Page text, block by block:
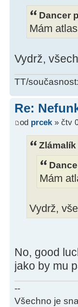
Dancer
Mám
Vydrž,
TT/současnost:
Re:
od prcek» čtv
Mám
Vydrž,
No, good
jako by mu
--
Všechno je